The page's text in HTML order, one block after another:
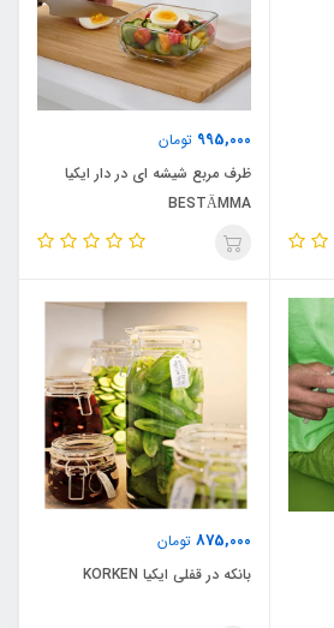
995,000 تومان
ظرف مربع شیشه ای در دار ایکیا
BESTÄMMA
875,000 تومان
بانکه در قفلی ایکیا KORKEN